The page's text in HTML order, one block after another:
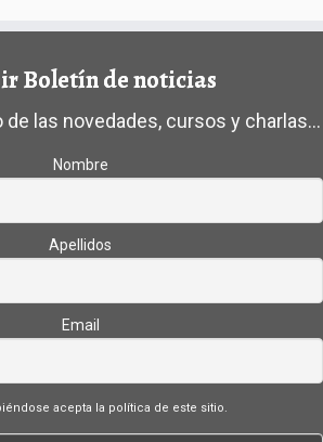
Boletín de noticias
las novedades, cursos y charlas...
Nombre
Apellidos
Email
acepta la política de este sitio.